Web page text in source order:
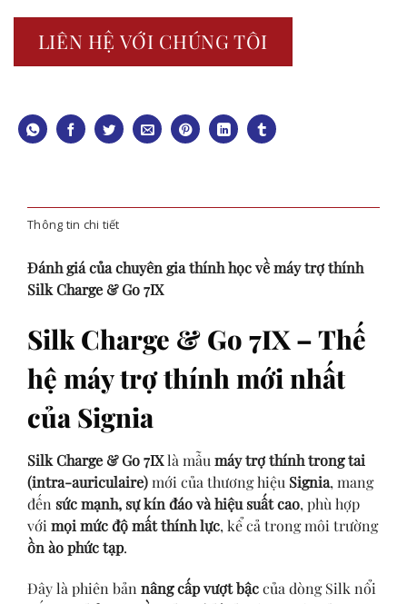
LIÊN HỆ VỚI CHÚNG TÔI
Thông tin chi tiết
Đánh giá của chuyên gia thính học về máy trợ thính
Silk Charge & Go 7IX
Silk Charge & Go 7IX – Thế
hệ máy trợ thính mới nhất
của Signia
Silk Charge & Go 7IXlà mẫu máy trợ thính trong tai
(intra-auriculaire)mới của thương hiệu Signia, mang
đến sức mạnh, sự kín đáo và hiệu suất cao, phù hợp
với mọi mức độ mất thính lực, kể cả trong môi trường
ồn ào phức tạp.
Đây là phiên bản nâng cấp vượt bậccủa dòng Silk nổi